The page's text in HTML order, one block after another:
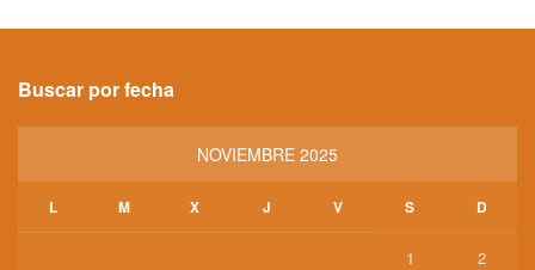
Buscar por fecha
NOVIEMBRE 2025
L M X J V S D
1 2